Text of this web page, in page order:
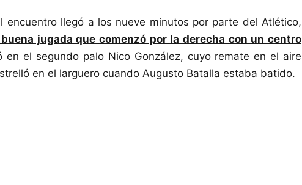
encuentro llegó a los nueve minutos por parte del Atlético,
jugada que comenzó por la derecha con un centro
en el segundo palo Nico González, cuyo remate en el aire
en el larguero cuando Augusto Batalla estaba batido.